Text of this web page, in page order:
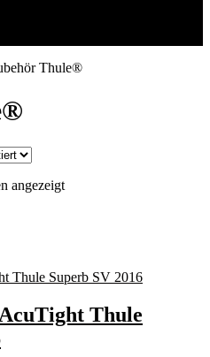
Thule®
angezeigtNach
Thule